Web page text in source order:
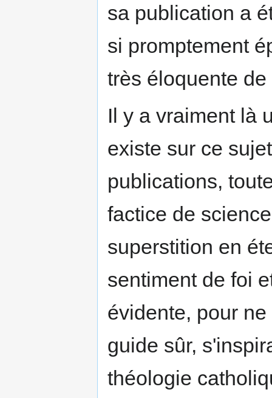
sa publication a
si promptement
très éloquente
Il y a vraiment là
existe sur ce
publications,
factice de
superstition en
sentiment de foi
évidente, pour
guide sûr,
théologie